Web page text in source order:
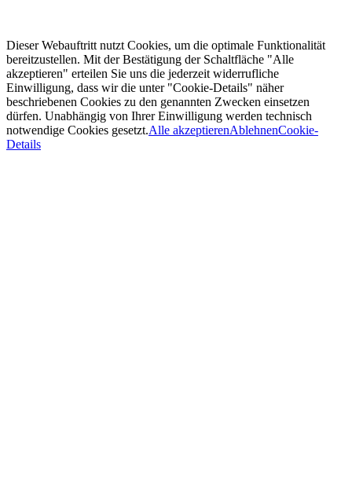
Dieser Webauftritt nutzt Cookies, um die optimale Funktionalität
bereitzustellen. Mit der Bestätigung der Schaltfläche "Alle
akzeptieren" erteilen Sie uns die jederzeit widerrufliche
Einwilligung, dass wir die unter "Cookie-Details" näher
beschriebenen Cookies zu den genannten Zwecken einsetzen
dürfen. Unabhängig von Ihrer Einwilligung werden technisch
notwendige Cookies gesetzt.Alle akzeptierenAblehnenCookie-
Details